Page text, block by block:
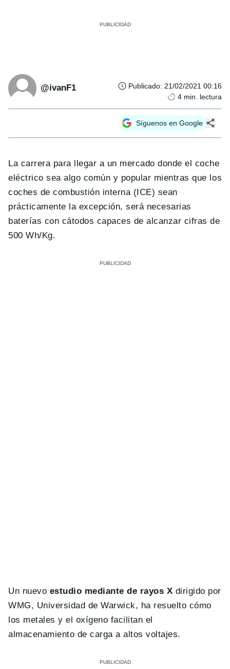
@ivanF1 Publicado: 21/02/2021 00:16
4 min. lectura
Síguenos en Google
La carrera para llegar a un mercado donde el coche
eléctrico sea algo común y popular mientras que los
coches de combustión interna (ICE) sean
prácticamente la excepción, será necesarias
baterías con cátodos capaces de alcanzar cifras de
500 Wh/Kg.
Un nuevo estudio mediante de rayos X dirigido por
WMG, Universidad de Warwick, ha resuelto cómo
los metales y el oxígeno facilitan el
almacenamiento de carga a altos voltajes.